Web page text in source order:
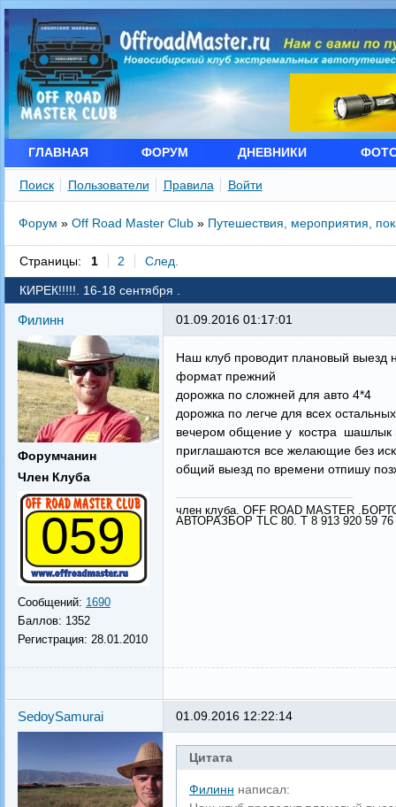
ГЛАВНАЯ ФОРУМ ДНЕВНИКИ
Поиск Пользователи Правила Войти
Форум » Off Road Master Club » Путешествия, мероприятия,
Страницы: 1 2 След.
КИРЕК!!!!!. 16-18 сентября .
Филинн
Форумчанин
Член Клуба
059
Сообщений: 1690
Баллов: 1352
Регистрация: 28.01.2010
01.09.2016 01:17:01
Наш клуб проводит плановый выезд
формат прежний
дорожка по сложней для авто 4*4
дорожка по легче для всех
вечером общение у костра шашлык
приглашаются все желающие без
общий выезд по времени отпишу
член клуба. OFF ROAD MASTER
АВТОРАЗБОР TLC 80. Т 8 913 920 59 76
SedoySamurai 01.09.2016 12:22:14
Цитата
Филинн написал: